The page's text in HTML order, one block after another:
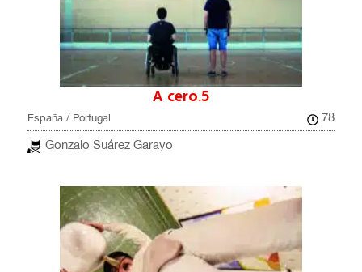
A cero.5
España / Portugal
78
Gonzalo Suárez Garayo